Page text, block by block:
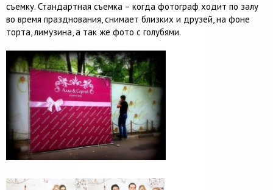
съемку. Стандартная съемка – когда фотограф ходит по залу
во время празднования, снимает близких и друзей, на фоне
торта, лимузина, а так же фото с голубями.